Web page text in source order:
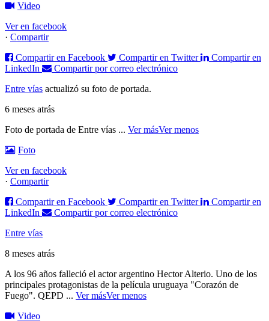
Video
Ver en facebook
· Compartir
Compartir en Facebook
Compartir en Twitter
Compartir en
LinkedIn
Compartir por correo electrónico
Entre vías actualizó su foto de portada.
6 meses atrás
Foto de portada de Entre vías ... Ver másVer menos
Foto
Ver en facebook
· Compartir
Compartir en Facebook
Compartir en Twitter
Compartir en
LinkedIn
Compartir por correo electrónico
Entre vías
8 meses atrás
A los 96 años falleció el actor argentino Hector Alterio. Uno de los
principales protagonistas de la película uruguaya "Corazón de
Fuego". QEPD ... Ver másVer menos
Video